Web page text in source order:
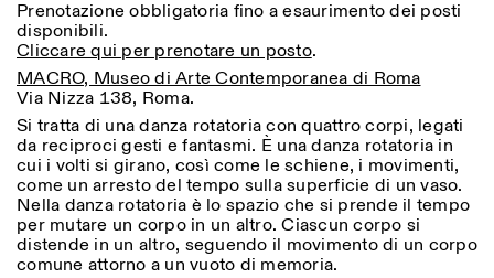
NEWSLETTER
Registrati alla nostra newsletter per ricevere
informazioni sui nostri eventi
Facebook Instagram Linkedin Vimeo
Privacy Policy
ORARI MOSTRE:
Atlas Studios
Mercoledì/Venerdì: 14:30-
18:30
Giovedì: 14:30-20:00
18:30
VISITE GUIDATE:
Solo su prenotazione
(italiano, inglese)
Tariffa: 10€ per persona
Per prenotazioni:
visite@istitutosvizzero.it
Architettura
Arte
Astrofisica
Altre opzioni...
Durata (giorni)
1
365
> 1
Prenotazione obbligatoria fino a esaurimento dei posti
disponibili.
Cliccare qui per prenotare un posto.
MACRO, Museo di Arte Contemporanea di Roma
Via Nizza 138, Roma.
Si tratta di una danza rotatoria con quattro corpi, legati
da reciproci gesti e fantasmi. È una danza rotatoria in
cui i volti si girano, così come le schiene, i movimenti,
come un arresto del tempo sulla superficie di un vaso.
Nella danza rotatoria è lo spazio che si prende il tempo
per mutare un corpo in un altro. Ciascun corpo si
distende in un altro, seguendo il movimento di un corpo
comune attorno a un vuoto di memoria.